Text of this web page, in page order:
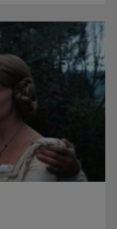
votată piesă în